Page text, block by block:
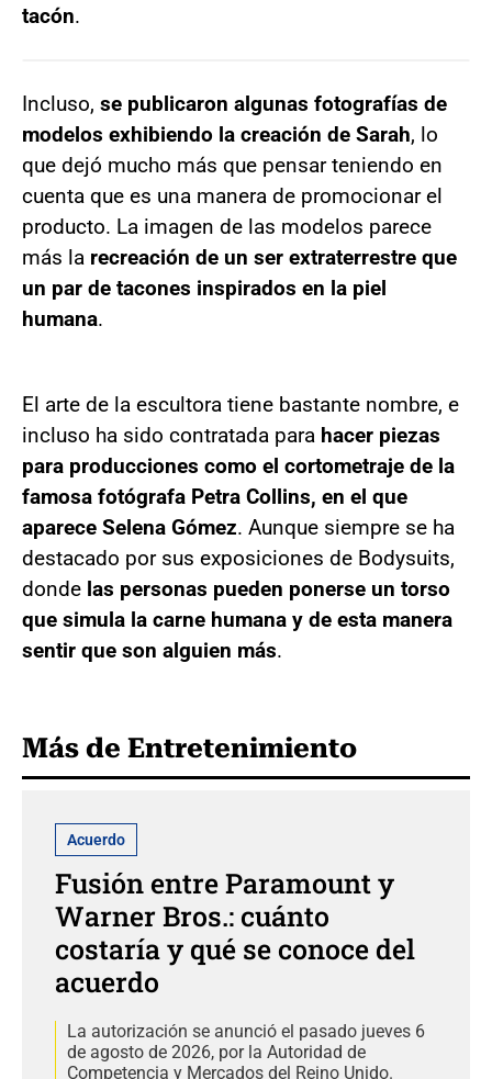
tacón.
Incluso, se publicaron algunas fotografías de
modelos exhibiendo la creación de Sarah, lo
que dejó mucho más que pensar teniendo en
cuenta que es una manera de promocionar el
producto. La imagen de las modelos parece
más la recreación de un ser extraterrestre que
un par de tacones inspirados en la piel
humana.
El arte de la escultora tiene bastante nombre, e
incluso ha sido contratada para hacer piezas
para producciones como el cortometraje de la
famosa fotógrafa Petra Collins, en el que
aparece Selena Gómez. Aunque siempre se ha
destacado por sus exposiciones de Bodysuits,
donde las personas pueden ponerse un torso
que simula la carne humana y de esta manera
sentir que son alguien más.
Más de Entretenimiento
Acuerdo
Fusión entre Paramount y
Warner Bros.: cuánto
costaría y qué se conoce del
acuerdo
La autorización se anunció el pasado jueves 6
de agosto de 2026, por la Autoridad de
Competencia y Mercados del Reino Unido.